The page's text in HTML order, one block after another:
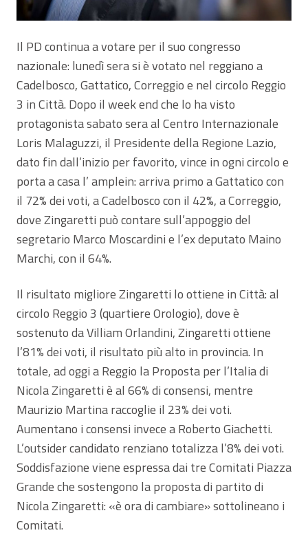
Il PD continua a votare per il suo congresso
nazionale: lunedì sera si è votato nel reggiano a
Cadelbosco, Gattatico, Correggio e nel circolo Reggio
3 in Città. Dopo il week end che lo ha visto
protagonista sabato sera al Centro Internazionale
Loris Malaguzzi, il Presidente della Regione Lazio,
dato fin dall’inizio per favorito, vince in ogni circolo e
porta a casa l’ amplein: arriva primo a Gattatico con
il 72% dei voti, a Cadelbosco con il 42%, a Correggio,
dove Zingaretti può contare sull’appoggio del
segretario Marco Moscardini e l’ex deputato Maino
Marchi, con il 64%.
Il risultato migliore Zingaretti lo ottiene in Città: al
circolo Reggio 3 (quartiere Orologio), dove è
sostenuto da Villiam Orlandini, Zingaretti ottiene
l’81% dei voti, il risultato più alto in provincia. In
totale, ad oggi a Reggio la Proposta per l’Italia di
Nicola Zingaretti è al 66% di consensi, mentre
Maurizio Martina raccoglie il 23% dei voti.
Aumentano i consensi invece a Roberto Giachetti.
L’outsider candidato renziano totalizza l’8% dei voti.
Soddisfazione viene espressa dai tre Comitati Piazza
Grande che sostengono la proposta di partito di
Nicola Zingaretti: «è ora di cambiare» sottolineano i
Comitati.